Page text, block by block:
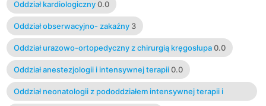
Oddział kardiologiczny 0.0
Oddział obserwacyjno- zakaźny 3
Oddział urazowo-ortopedyczny z chirurgią kręgosłupa 0.0
Oddział anestezjologii i intensywnej terapii 0.0
Oddział neonatologii z pododdziałem intensywnej terapii i